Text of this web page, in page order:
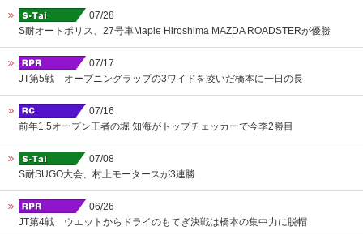
07/28
S耐オートポリス、27号車Maple Hiroshima MAZDA ROADSTERが優勝
07/17
JT第5戦 オープニングラップの3ワイドを凌いだ橋本に一日の長
07/16
前年1.5オープン王者の堀 知海がトップチェッカーで今季2勝目
07/08
S耐SUGO大会、村上モータースが3連勝
06/26
JT第4戦 ウエットからドライのもてぎ決戦は橋本の集中力に脱帽